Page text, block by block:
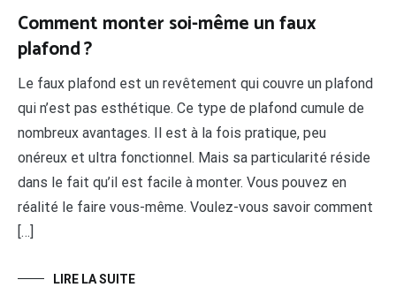
Comment monter soi-même un faux
plafond ?
Le faux plafond est un revêtement qui couvre un plafond
qui n’est pas esthétique. Ce type de plafond cumule de
nombreux avantages. Il est à la fois pratique, peu
onéreux et ultra fonctionnel. Mais sa particularité réside
dans le fait qu’il est facile à monter. Vous pouvez en
réalité le faire vous-même. Voulez-vous savoir comment
[…]
LIRE LA SUITE